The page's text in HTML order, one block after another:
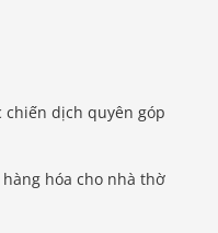
chiến dịch quyên góp
hóa cho nhà thờ